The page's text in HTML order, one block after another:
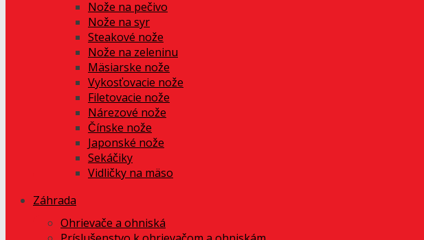
Nože na pečivo
Nože na syr
Steakové nože
Nože na zeleninu
Mäsiarske nože
Vykosťovacie nože
Filetovacie nože
Nárezové nože
Čínske nože
Japonské nože
Sekáčiky
Vidličky na mäso
Záhrada
Ohrievače a ohniská